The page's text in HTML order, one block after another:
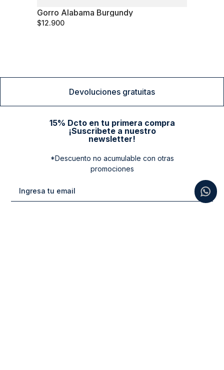
S/T
Gorro Alabama Burgundy
$12.900
Devoluciones gratuitas
15% Dcto en tu primera compra
¡Suscribete a nuestro
newsletter!
*Descuento no acumulable con otras
promociones